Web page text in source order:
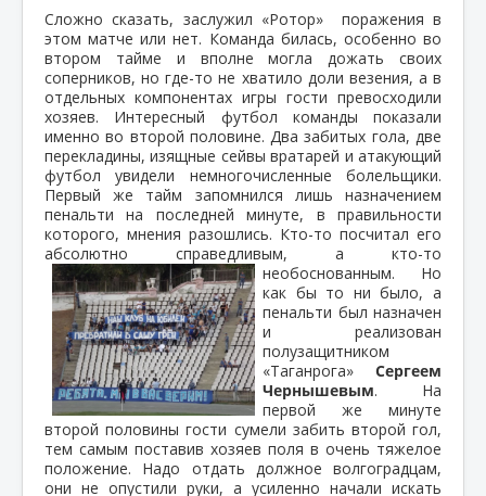
Сложно сказать, заслужил «Ротор» поражения в
этом матче или нет. Команда билась, особенно во
втором тайме и вполне могла дожать своих
соперников, но где-то не хватило доли везения, а в
отдельных компонентах игры гости превосходили
хозяев. Интересный футбол команды показали
именно во второй половине. Два забитых гола, две
перекладины, изящные сейвы вратарей и атакующий
футбол увидели немногочисленные болельщики.
Первый же тайм запомнился лишь назначением
пенальти на последней минуте, в правильности
которого, мнения разошлись. Кто-то посчитал его
абсолютно справедливым, а кто-то
необоснованным. Но
как бы то ни было, а
пенальти был назначен
и реализован
полузащитником
«Таганрога» Сергеем
Чернышевым. На
первой же минуте
второй половины гости сумели забить второй гол,
тем самым поставив хозяев поля в очень тяжелое
положение. Надо отдать должное волгоградцам,
они не опустили руки, а усиленно начали искать